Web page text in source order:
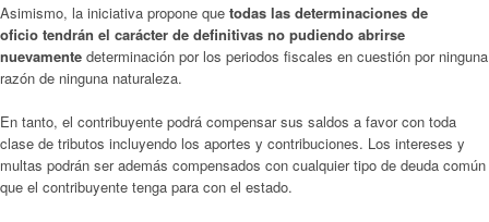
Asimismo, la iniciativa propone que todas las determinaciones de
oficio tendrán el carácter de definitivas no pudiendo abrirse
nuevamente determinación por los periodos fiscales en cuestión por ninguna
razón de ninguna naturaleza.
En tanto, el contribuyente podrá compensar sus saldos a favor con toda
clase de tributos incluyendo los aportes y contribuciones. Los intereses y
multas podrán ser además compensados con cualquier tipo de deuda común
que el contribuyente tenga para con el estado.